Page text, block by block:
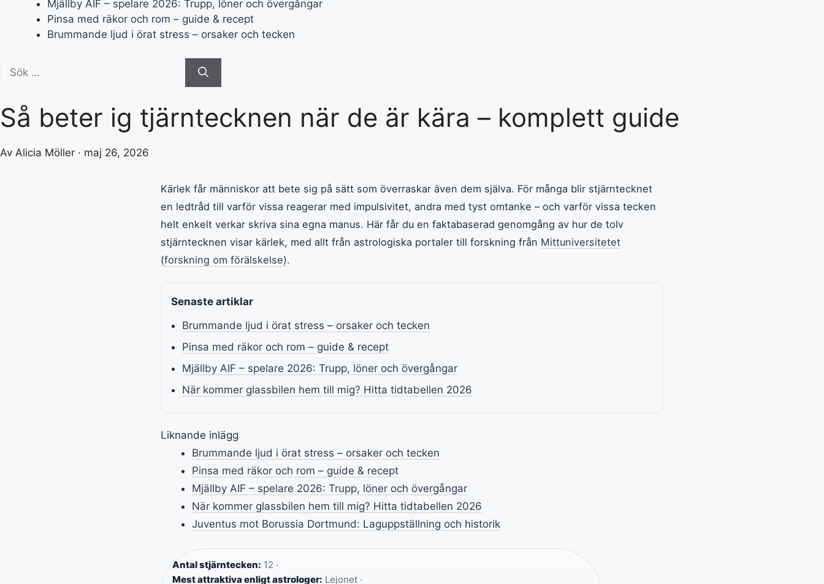
Mjällby AIF – spelare 2026: Trupp, löner och övergångar
Pinsa med räkor och rom – guide & recept
Brummande ljud i örat stress – orsaker och tecken
efter:
Så beter ig tjärntecknen när de är kära – komplett guide
Av Alicia Möller · maj 26, 2026
Kärlek får människor att bete sig på sätt som överraskar även dem själva. För många blir stjärntecknet
en ledtråd till varför vissa reagerar med impulsivitet, andra med tyst omtanke – och varför vissa tecken
helt enkelt verkar skriva sina egna manus. Här får du en faktabaserad genomgång av hur de tolv
stjärntecknen visar kärlek, med allt från astrologiska portaler till forskning från Mittuniversitetet
(forskning om förälskelse).
Senaste artiklar
Brummande ljud i örat stress – orsaker och tecken
Pinsa med räkor och rom – guide & recept
Mjällby AIF – spelare 2026: Trupp, löner och övergångar
När kommer glassbilen hem till mig? Hitta tidtabellen 2026
Liknande inlägg
Brummande ljud i örat stress – orsaker och tecken
Pinsa med räkor och rom – guide & recept
Mjällby AIF – spelare 2026: Trupp, löner och övergångar
När kommer glassbilen hem till mig? Hitta tidtabellen 2026
Juventus mot Borussia Dortmund: Laguppställning och historik
Antal stjärntecken: 12 ·
Mest attraktiva enligt astrologer: Lejonet ·